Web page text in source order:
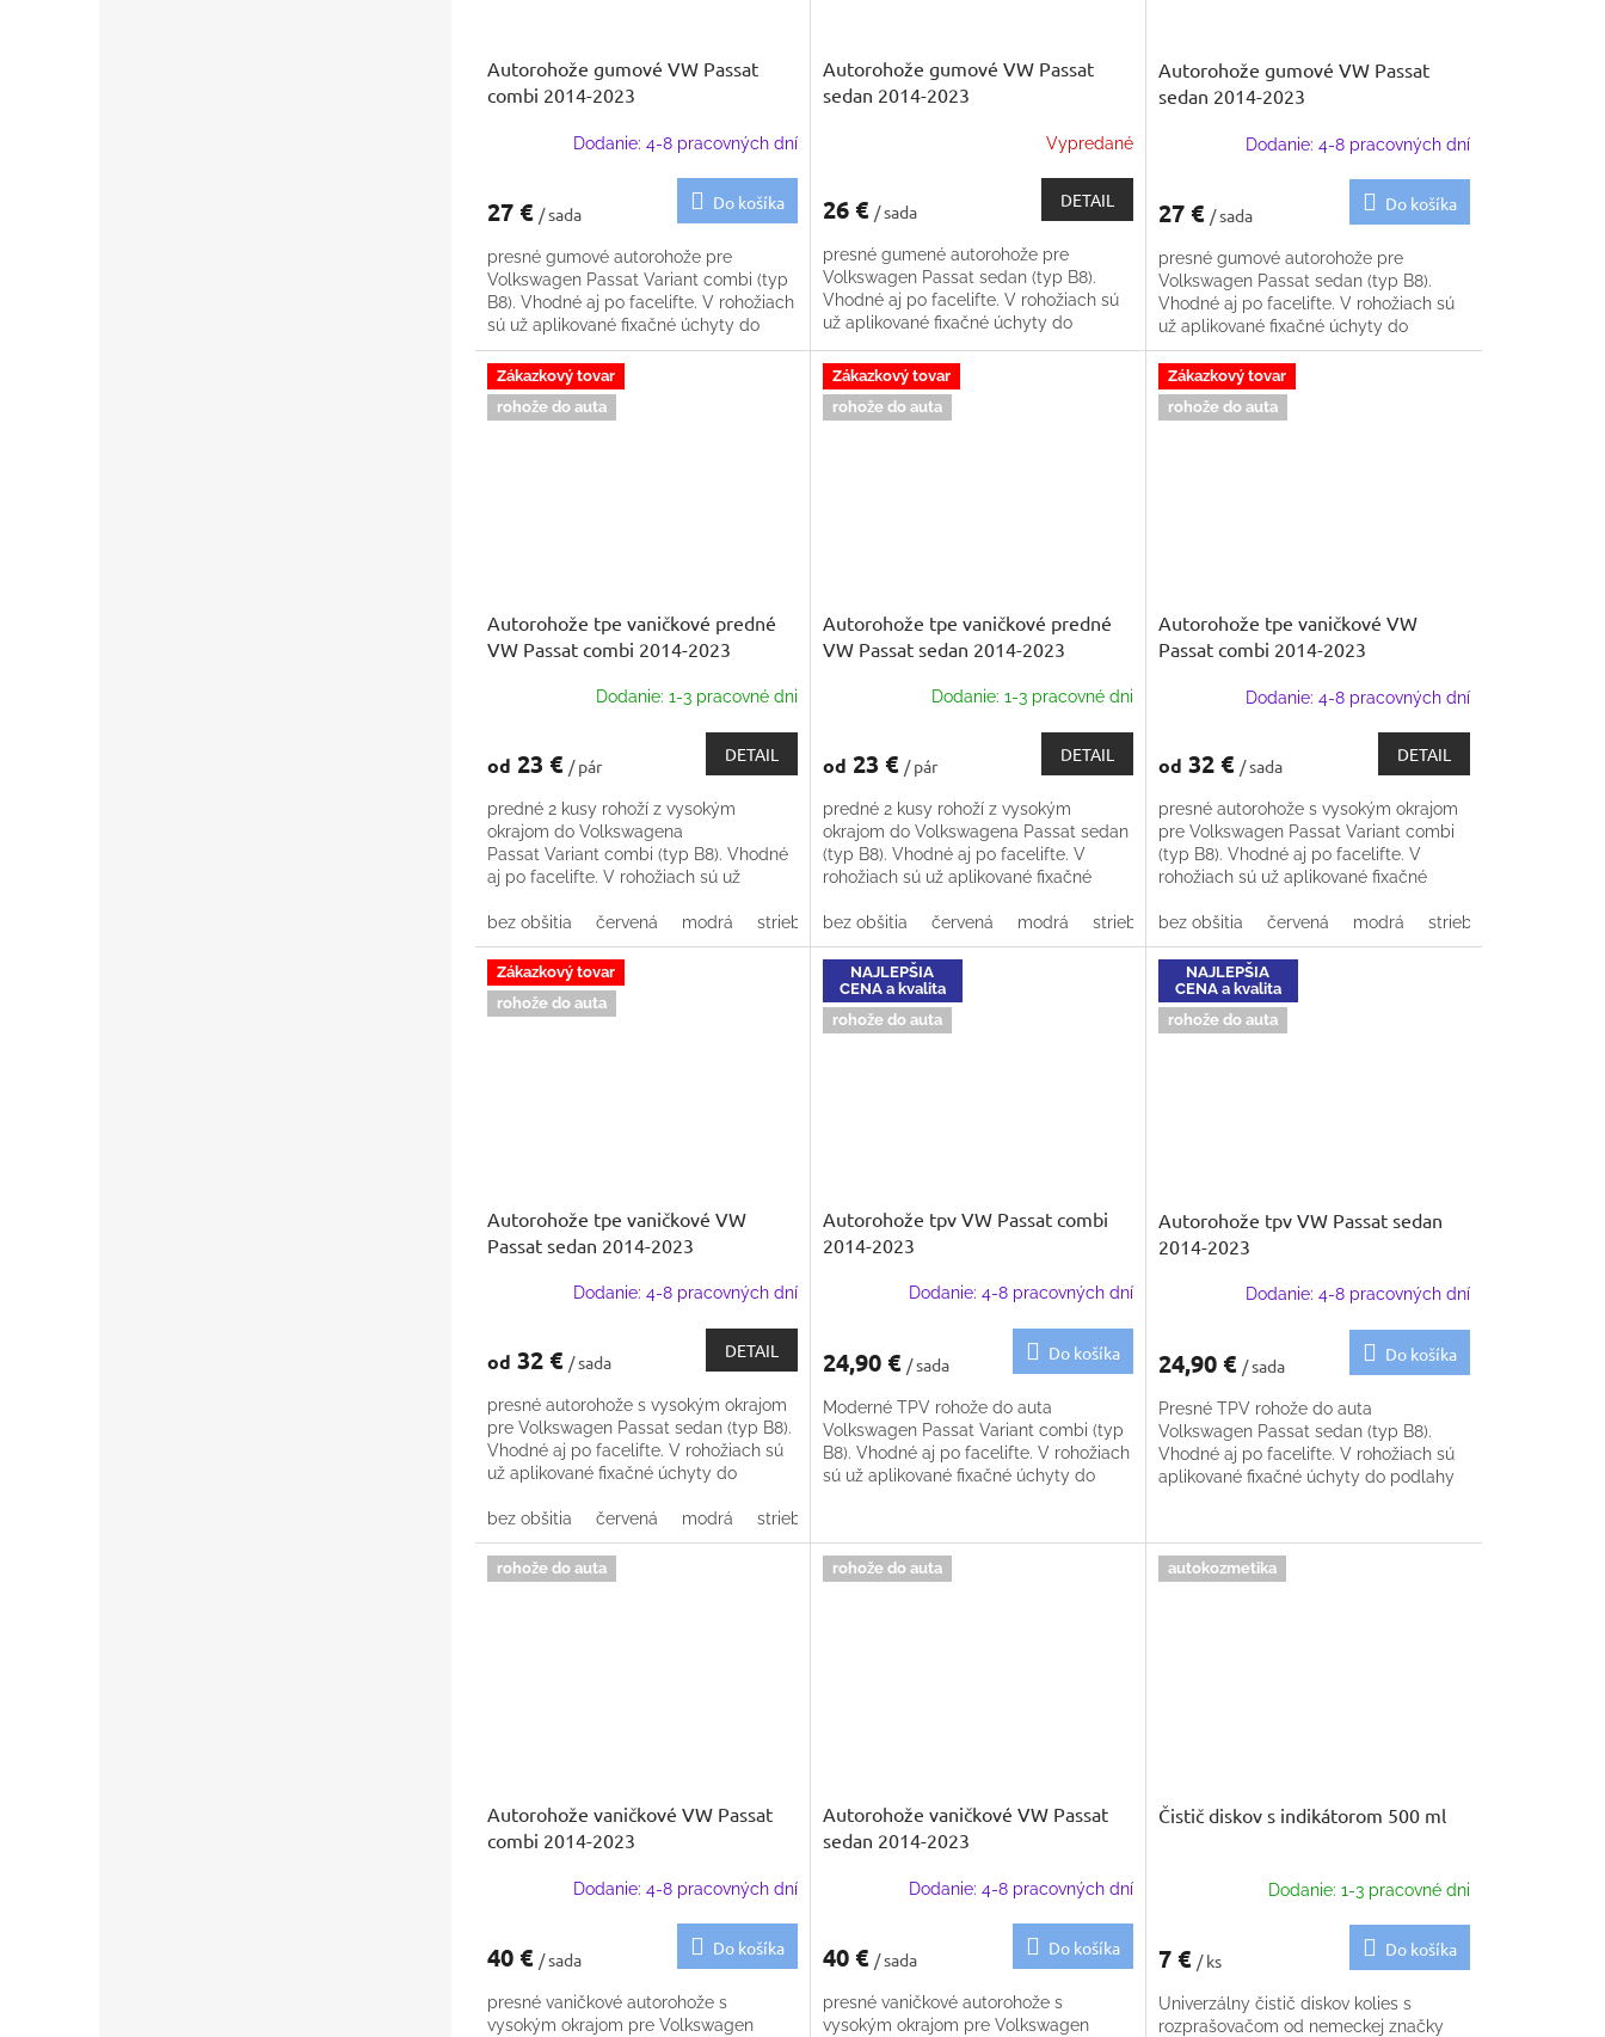
Autorohože gumové VW Passat
combi 2014-2023
Dodanie: 4-8 pracovných dní
27 € / sada
Do košíka
presné gumové autorohože pre
Volkswagen Passat Variant combi (typ
B8). Vhodné aj po facelifte. V rohožiach
sú už aplikované fixačné úchyty do
podlahy
Autorohože gumové VW Passat
sedan 2014-2023
Vypredané
26 € / sada
DETAIL
presné gumené autorohože pre
Volkswagen Passat sedan (typ B8).
Vhodné aj po facelifte. V rohožiach sú
už aplikované fixačné úchyty do
podlahy
Autorohože gumové VW Passat
sedan 2014-2023
Dodanie: 4-8 pracovných dní
27 € / sada
Do košíka
presné gumové autorohože pre
Volkswagen Passat sedan (typ B8).
Vhodné aj po facelifte. V rohožiach sú
už aplikované fixačné úchyty do
podlahy
Zákazkový tovar
rohože do auta
Autorohože tpe vaničkové predné
VW Passat combi 2014-2023
Dodanie: 1-3 pracovné dni
od 23 € / pár
DETAIL
predné 2 kusy rohoží z vysokým
okrajom do Volkswagena
Passat Variant combi (typ B8). Vhodné
aj po facelifte. V rohožiach sú už
bez obšitia
červená modrá strieborná béžová
Zákazkový tovar
rohože do auta
Autorohože tpe vaničkové predné
VW Passat sedan 2014-2023
Dodanie: 1-3 pracovné dni
od 23 € / pár
DETAIL
predné 2 kusy rohoží z vysokým
okrajom do Volkswagena Passat sedan
(typ B8). Vhodné aj po facelifte. V
rohožiach sú už aplikované fixačné
bez obšitia
červená modrá strieborná béžová
Zákazkový tovar
rohože do auta
Autorohože tpe vaničkové VW
Passat combi 2014-2023
Dodanie: 4-8 pracovných dní
od 32 € / sada
DETAIL
presné autorohože s vysokým okrajom
pre Volkswagen Passat Variant combi
(typ B8). Vhodné aj po facelifte. V
rohožiach sú už aplikované fixačné
bez obšitia
červená modrá strieborná
Zákazkový tovar
rohože do auta
Autorohože tpe vaničkové VW
Passat sedan 2014-2023
Dodanie: 4-8 pracovných dní
od 32 € / sada
DETAIL
presné autorohože s vysokým okrajom
pre Volkswagen Passat sedan (typ B8).
Vhodné aj po facelifte. V rohožiach sú
už aplikované fixačné úchyty do
bez obšitia
červená modrá strieborná
NAJLEPŠIA
CENA a kvalita
rohože do auta
Autorohože tpv VW Passat combi
2014-2023
Dodanie: 4-8 pracovných dní
24,90 € / sada
Do košíka
Moderné TPV rohože do auta
Volkswagen Passat Variant combi (typ
B8). Vhodné aj po facelifte. V rohožiach
sú už aplikované fixačné úchyty do
NAJLEPŠIA
CENA a kvalita
rohože do auta
Autorohože tpv VW Passat sedan
2014-2023
Dodanie: 4-8 pracovných dní
24,90 € / sada
Do košíka
Presné TPV rohože do auta
Volkswagen Passat sedan (typ B8).
Vhodné aj po facelifte. V rohožiach sú
aplikované fixačné úchyty do podlahy
rohože do auta
Autorohože vaničkové VW Passat
combi 2014-2023
Dodanie: 4-8 pracovných dní
40 € / sada
Do košíka
presné vaničkové autorohože s
vysokým okrajom pre Volkswagen
rohože do auta
Autorohože vaničkové VW Passat
sedan 2014-2023
Dodanie: 4-8 pracovných dní
40 € / sada
Do košíka
presné vaničkové autorohože s
vysokým okrajom pre Volkswagen
autokozmetika
Čistič diskov s indikátorom 500 ml
Dodanie: 1-3 pracovné dni
7 € / ks
Do košíka
Univerzálny čistič diskov kolies s
rozprašovačom od nemeckej značky